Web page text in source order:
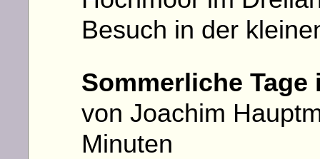
Besuch in der
Sommerliche Tage
von Joachim
Minuten